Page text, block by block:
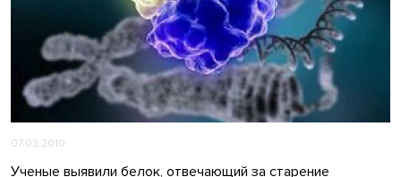
07.03.2010
Ученые выявили белок, отвечающий за старение